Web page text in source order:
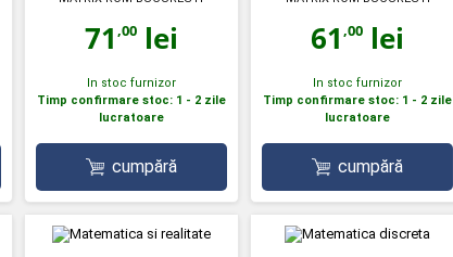
71 ,00lei
In stoc furnizor
Timp confirmare stoc: 1 - 2 zile
lucratoare
cumpără
61,00 lei
In stoc furnizor
Timp confirmare stoc: 1 - 2 zile
lucratoare
cumpără